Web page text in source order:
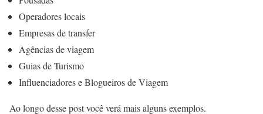
Operadores locais
Empresas de transfer
Agências de viagem
Guias de Turismo
Influenciadores e Blogueiros de Viagem
Ao longo desse post você verá mais alguns exemplos.